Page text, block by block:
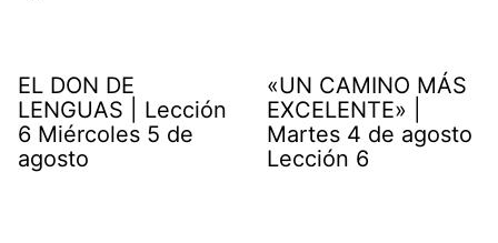
EL DON DE
LENGUAS | Lección
6 Miércoles 5 de
agosto
«UN CAMINO MÁS
EXCELENTE» |
Martes 4 de agosto
Lección 6